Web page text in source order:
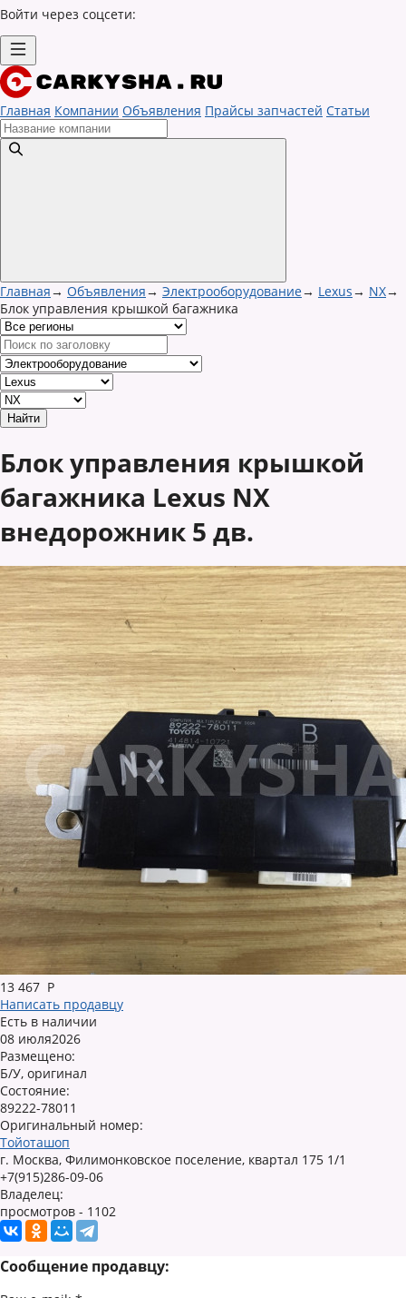
Войти через соцсети:
Главная Компании Объявления Прайсы запчастей Статьи
Главная→ Объявления→ Электрооборудование→ Lexus→ NX→
Блок управления крышкой багажника
Блок управления крышкой
багажника Lexus NX
внедорожник 5 дв.
13 467 Р
Написать продавцу
Есть в наличии
08 июля2026
Размещено:
Б/У, оригинал
Состояние:
89222-78011
Оригинальный номер:
Тойоташоп
г. Москва, Филимонковское поселение, квартал 175 1/1
+7(915)286-09-06
Владелец:
просмотров - 1102
Сообщение продавцу: